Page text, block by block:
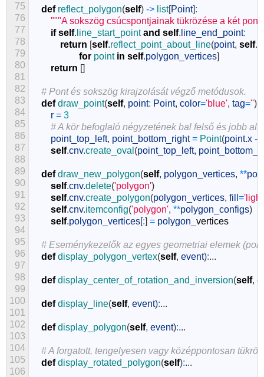
75
76
77
78
79
80
81
82
83
84
85
86
87
88
89
90
91
92
93
94
95
96
97
98
99
100
101
102
103
104
105
106
def reflect_polygon(self) -> list[Point]:
"""A sokszög csúcspontjainak tükrözése a két
if self. line_start_point and self. line_end_point:
return [self.reflect_point_about_line(point, self.
for point in self.polygon_vertices]
return []
# Pont és sokszög kirajzolását végző metódusok.
def draw_point(self, point: Point, color='blue', tag='')
r = 3
# A kör befoglaló négyzetének bal felső és jobb
point_top_left, point_bottom_right = Point(point.x -
self.cnv.create_oval (point_top_left,
def draw_new_polygon(self, polygon_vertices, **
self.cnv.delete('polygon')
self.cnv.create_polygon(polygon_vertices, fill =
self.cnv.itemconfig('polygon', **polygon_configs)
self.polygon_vertices[:] = polygon vertices
# Eseménykezelők az egyes geometriai elemek
def display_polygon_vertex(self, event):...
def display_center_of_rotation_and_inversion(self,
def display_line(self, event):...
def display_polygon(self, event):...
# A forgatott, tengelyesen vagy középpontosan
def display_rotated_polygon(self):...